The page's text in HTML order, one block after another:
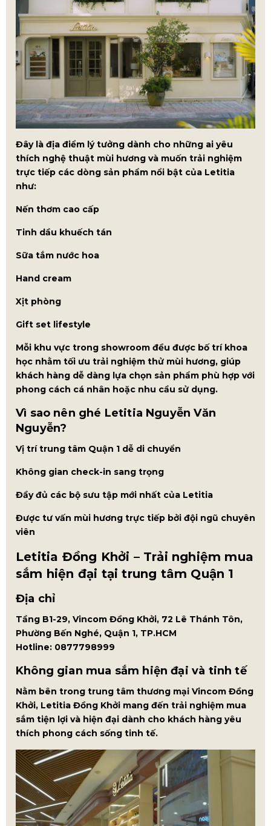
Đây là địa điểm lý tưởng dành cho những ai yêu
thích nghệ thuật mùi hương và muốn trải nghiệm
trực tiếp các dòng sản phẩm nổi bật của Letitia
như:
Nến thơm cao cấp
Tinh dầu khuếch tán
Sữa tắm nước hoa
Hand cream
Xịt phòng
Gift set lifestyle
Mỗi khu vực trong showroom đều được bố trí khoa
học nhằm tối ưu trải nghiệm thử mùi hương, giúp
khách hàng dễ dàng lựa chọn sản phẩm phù hợp với
phong cách cá nhân hoặc nhu cầu sử dụng.
Vì sao nên ghé Letitia Nguyễn Văn
Nguyễn?
Vị trí trung tâm Quận 1 dễ di chuyển
Không gian check-in sang trọng
Đầy đủ các bộ sưu tập mới nhất của Letitia
Được tư vấn mùi hương trực tiếp bởi đội ngũ chuyên
viên
Letitia Đồng Khởi – Trải nghiệm mua
sắm hiện đại tại trung tâm Quận 1
Địa chỉ
Tầng B1-29, Vincom Đồng Khởi, 72 Lê Thánh Tôn,
Phường Bến Nghé, Quận 1, TP.HCM
Hotline: 0877798999
Không gian mua sắm hiện đại và tinh tế
Nằm bên trong trung tâm thương mại Vincom Đồng
Khởi, Letitia Đồng Khởi mang đến trải nghiệm mua
sắm tiện lợi và hiện đại dành cho khách hàng yêu
thích phong cách sống tinh tế.